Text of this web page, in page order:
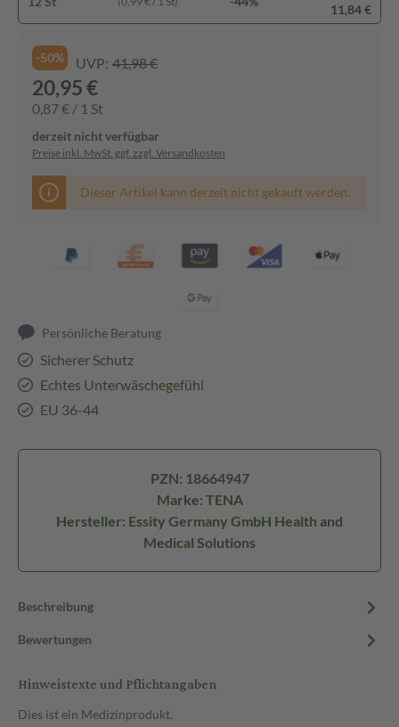
11,84 €
-50% UVP: 41,98 €
20,95 €
0,87 € / 1 St
derzeit nicht verfügbar
Preise inkl. MwSt. ggf. zzgl. Versandkosten
Dieser Artikel kann derzeit nicht gekauft werden.
Persönliche Beratung
Sicherer Schutz
Echtes Unterwäschegefühl
EU 36-44
PZN: 18664947
Marke: TENA
Hersteller: Essity Germany GmbH Health and
Medical Solutions
Beschreibung
Bewertungen
Hinweistexte und Pflichtangaben
Dies ist ein Medizinprodukt.